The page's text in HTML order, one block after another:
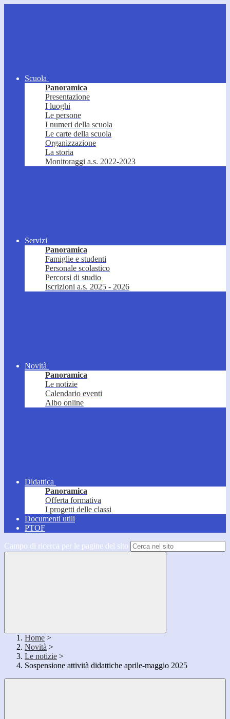
Scuola
Panoramica
Presentazione
I luoghi
Le persone
I numeri della scuola
Le carte della scuola
Organizzazione
La storia
Monitoraggi a.s. 2022-2023
Servizi
Panoramica
Famiglie e studenti
Personale scolastico
Percorsi di studio
Iscrizioni a.s. 2025 - 2026
Novità
Panoramica
Le notizie
Calendario eventi
Albo online
Didattica
Panoramica
Offerta formativa
I progetti delle classi
Documenti utili
PTOF
Campo di ricerca per le pagine del sito
Home >
Novità >
Le notizie >
Sospensione attività didattiche aprile-maggio 2025